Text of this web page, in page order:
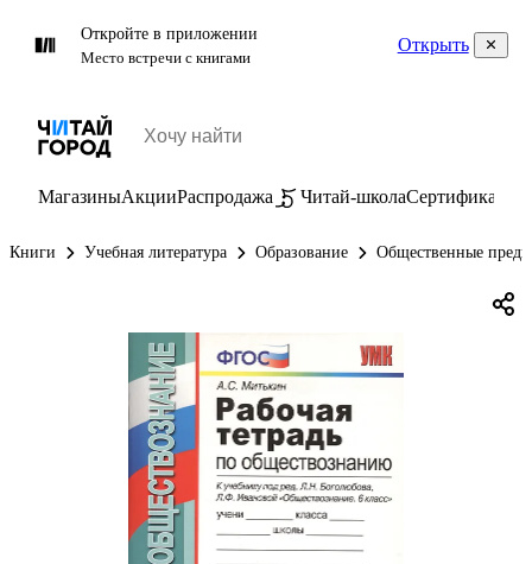
Откройте в приложении
Место встречи с книгами
Открыть
МагазиныАкцииРаспродажа Читай-школаСертификаты
Книги Учебная литература Образование Общественные